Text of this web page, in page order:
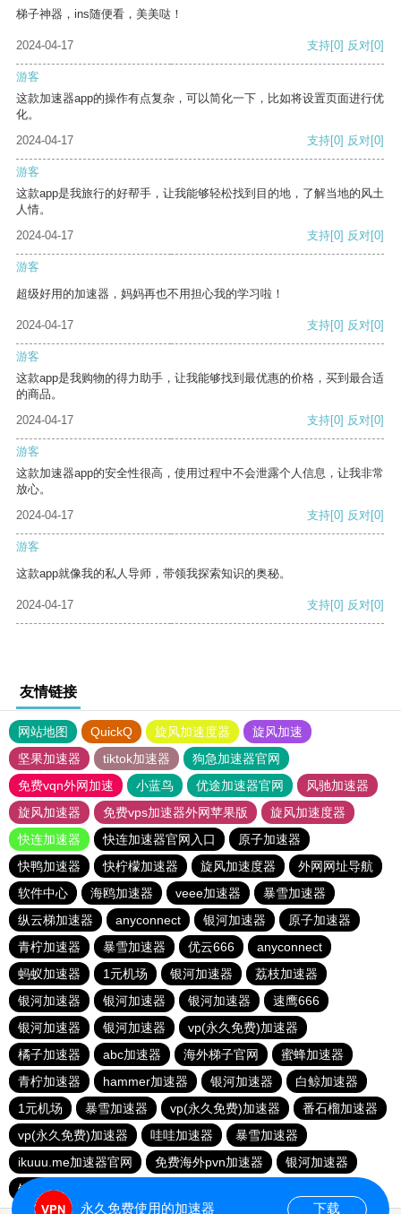
梯子神器，ins随便看，美美哒！
2024-04-17 支持[0] 反对[0]
游客
这款加速器app的操作有点复杂，可以简化一下，比如将设置页面进行优
化。
2024-04-17
支持[0] 反对[0]
游客
这款app是我旅行的好帮手，让我能够轻松找到目的地，了解当地的风土
人情。
2024-04-17
支持[0] 反对[0]
游客
超级好用的加速器，妈妈再也不用担心我的学习啦！
2024-04-17 支持[0] 反对[0]
游客
这款app是我购物的得力助手，让我能够找到最优惠的价格，买到最合适
的商品。
2024-04-17
支持[0] 反对[0]
游客
这款加速器app的安全性很高，使用过程中不会泄露个人信息，让我非常
放心。
2024-04-17
支持[0] 反对[0]
游客
这款app就像我的私人导师，带领我探索知识的奥秘。
2024-04-17 支持[0] 反对[0]
友情链接
网站地图 QuickQ 旋风加速度器
旋风加速
坚果加速器
tiktok加速器
狗急加速器官网
免费vqn外网加速
小蓝鸟 优途加速器官网
风驰加速器
旋风加速器
免费vps加速器外网苹果版
旋风加速度器
快连加速器
快连加速器官网入口
原子加速器
快鸭加速器
快柠檬加速器 旋风加速度器
外网网址导航
软件中心
海鸥加速器 veee加速器
暴雪加速器
纵云梯加速器
anyconnect 银河加速器
原子加速器
青柠加速器
暴雪加速器 优云666
anyconnect
蚂蚁加速器
1元机场 银河加速器
荔枝加速器
银河加速器
银河加速器 银河加速器
速鹰666
银河加速器
银河加速器
vp(永久免费)加速器
橘子加速器
abc加速器 海外梯子官网
蜜蜂加速器
青柠加速器
hammer加速器 银河加速器
白鲸加速器
1元机场
暴雪加速器 vp(永久免费)加速器
番石榴加速器
vp(永久免费)加速器
哇哇加速器
暴雪加速器
ikuuu.me加速器官网
免费海外pvn加速器
银河加速器
银河加速器
永久免费使用的加速器 下载